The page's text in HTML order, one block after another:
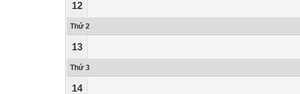
12
Thứ 2
13
Thứ 3
14